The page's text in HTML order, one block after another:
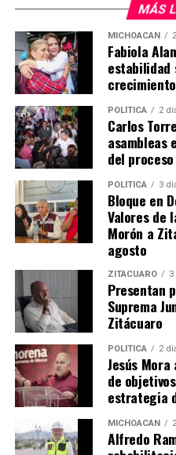
MiZitácuaro
Comparte con:
Me gusta esto:
Relacionado
MÁS
MICHOACÁN
Fabiola
estabilidad
POLÍTICA 2
Carlos
asambleas
del
POLÍTICA 3
Bloque en
Valores de
Morón a
agosto
ZITÁCUARO
Presentan
Suprema
Zitácuaro
POLÍTICA 2
Jesús
de
estrategia
MICHOACÁN
Alfredo